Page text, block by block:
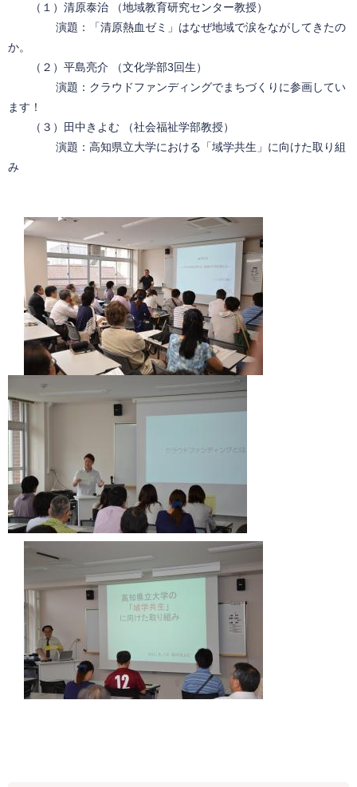
（１）清原泰治 （地域教育研究センター教授）
演題：「清原熱血ゼミ」はなぜ地域で涙をながしてきたの
か。
（２）平島亮介 （文化学部3回生）
演題：クラウドファンディングでまちづくりに参画してい
ます！
（３）田中きよむ （社会福祉学部教授）
演題：高知県立大学における「域学共生」に向けた取り組
み